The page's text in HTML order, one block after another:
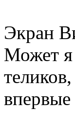
Экран
Может я